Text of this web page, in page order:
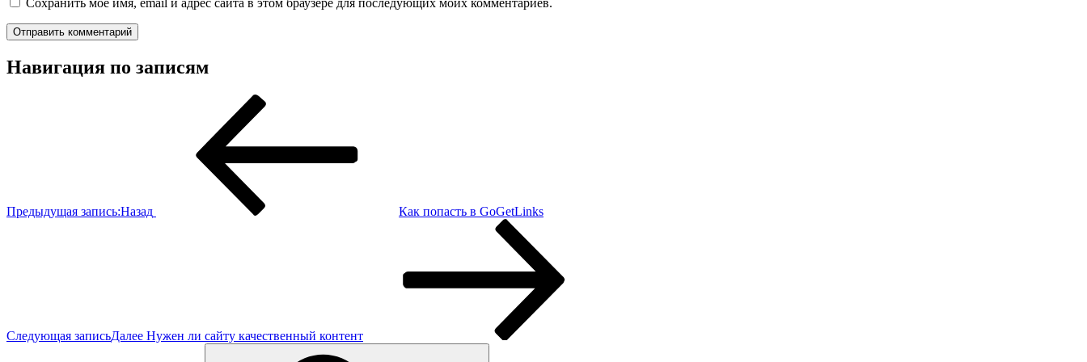
Сохранить моё имя, email и адрес сайта в этом браузере для последующих моих комментариев.
Навигация по записям
Предыдущая запись:Назад Как попасть в GoGetLinks
Следующая записьДалее Нужен ли сайту качественный контент